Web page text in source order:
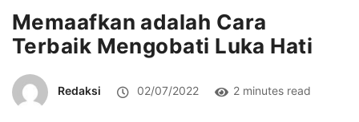
Memaafkan adalah Cara
Terbaik Mengobati Luka Hati
Redaksi 02/07/2022 2 minutes read